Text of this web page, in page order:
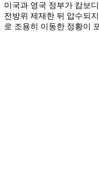
미국과 영국 정부가 캄보
전방위 제재한 뒤 압수되
로 조용히 이동한 정황이